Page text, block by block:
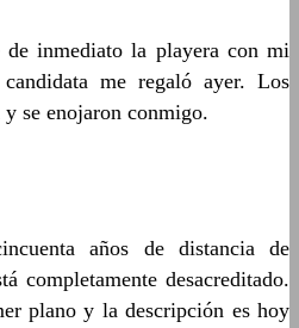
de inmediato la playera con mi
me regaló ayer. Los
y se enojaron conmigo.
años de distancia de
completamente desacreditado.
plano y la descripción es hoy